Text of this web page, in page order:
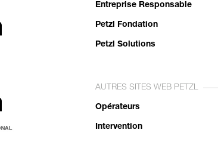
Entreprise Responsable
Petzl Fondation
Petzl Solutions
AUTRES SITES WEB PETZL
Opérateurs
Intervention